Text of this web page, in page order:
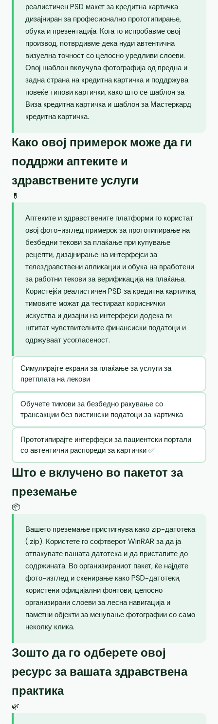
реалистичен PSD макет за кредитна картичка
дизајниран за професионално прототипирање,
обука и презентација. Кога го испробавме овој
производ, потврдивме дека нуди автентична
визуелна точност со целосно уредливи слоеви.
Овој шаблон вклучува фотографија од предна и
задна страна на кредитна картичка и поддржува
повеќе типови картички, како што се шаблон за
Виза кредитна картичка и шаблон за Мастеркард
кредитна картичка.
Како овој примерок може да ги
поддржи аптеките и
здравствените услуги
💊
Аптеките и здравствените платформи го користат
овој фото-изглед примерок за прототипирање на
безбедни текови за плаќање при купување
рецепти, дизајнирање на интерфејси за
телездравствени апликации и обука на вработени
за работни текови за верификација на плаќања.
Користејќи реалистичен PSD за кредитна картичка,
тимовите можат да тестираат кориснички
искуства и дизајни на интерфејси додека ги
штитат чувствителните финансиски податоци и
одржуваат усогласеност.
Симулирајте екрани за плаќање за услуги за
претплата на лекови
Обучете тимови за безбедно ракување со
трансакции без вистински податоци за картичка
Прототипирајте интерфејси за пациентски портали
со автентични распореди за картички ✅
Што е вклучено во пакетот за
преземање
📦
Вашето преземање пристигнува како zip-датотека
(.zip). Користете го софтверот WinRAR за да ја
отпакувате вашата датотека и да пристапите до
содржината. Во организираниот пакет, ќе најдете
фото-изглед и скенирање како PSD-датотеки,
користени официјални фонтови, целосно
организирани слоеви за лесна навигација и
паметни објекти за менување фотографии со само
неколку клика.
Зошто да го одберете овој
ресурс за вашата здравствена
практика
🌿